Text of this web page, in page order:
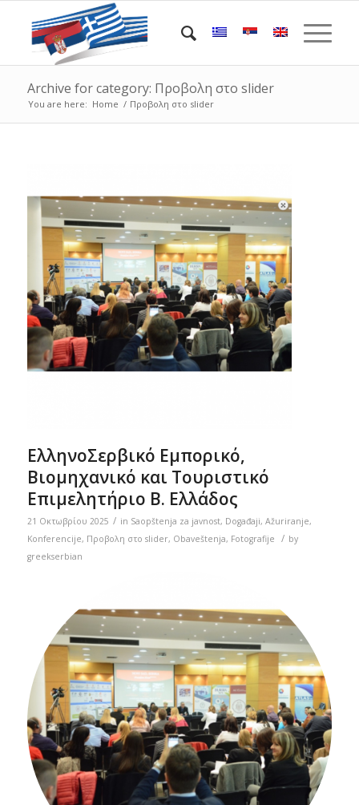
Archive for category: Προβολη στο slider
You are here: Home / Προβολη στο slider
ΕλληνοΣερβικό Εμπορικό,
Βιομηχανικό και Τουριστικό
Επιμελητήριο Β. Ελλάδος
21 Οκτωβρίου 2025 / in Saopštenja za javnost, Događaji, Ažuriranje,
Konferencije, Προβολη στο slider, Obaveštenja, Fotografije / by
greekserbian